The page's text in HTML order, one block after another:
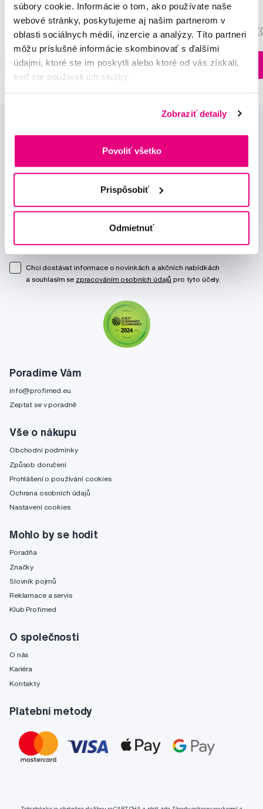
súbory cookie. Informácie o tom, ako používate naše
webové stránky, poskytujeme aj našim partnerom v
oblasti sociálnych médií, inzercie a analýzy. Títo partneri
môžu príslušné informácie skombinovať s ďalšími
údajmi, ktoré ste im poskytli alebo ktoré od vás získali,
keď ste používali ich služby.
Zobraziť detaily
Povoliť všetko
Prispôsobiť
Odmietnuť
149,99 €
5,0/5 (27x)
Do košíku
Na sklade > 5 ks
10,90 €
0,0/5
Do košíku
Poradíme Vám
info@profimed.eu
Zeptat se v poradně
Vše o nákupu
Obchodní podmínky
Způsob doručení
Prohlášení o používání cookies
Ochrana osobních údajů
Nastavení cookies
Mohlo by se hodit
Poradňa
Značky
Slovník pojmů
Reklamace a servis
Klub Profimed
O společnosti
O nás
Kariéra
Kontakty
Platební metody
Chci dostávat informace o novinkách a akčních nabídkách
a souhlasím se zpracováním osobních údajů pro tyto účely.